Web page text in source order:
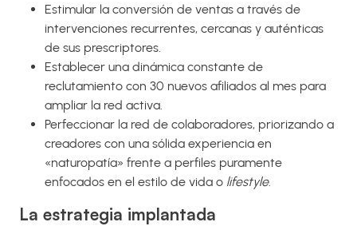
Estimular la conversión de ventas a través de
intervenciones recurrentes, cercanas y auténticas
de sus prescriptores.
Establecer una dinámica constante de
reclutamiento con 30 nuevos afiliados al mes para
ampliar la red activa.
Perfeccionar la red de colaboradores, priorizando a
creadores con una sólida experiencia en
«naturopatía» frente a perfiles puramente
enfocados en el estilo de vida o lifestyle.
La estrategia implantada